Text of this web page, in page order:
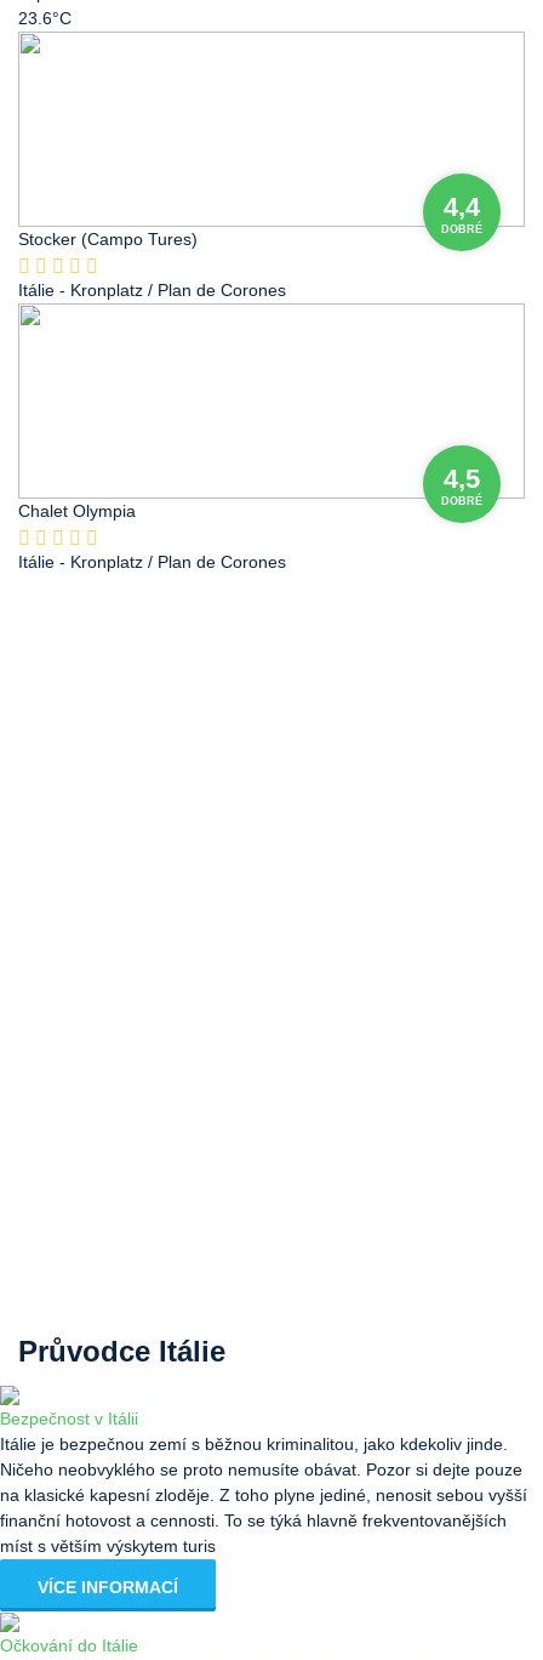
23.6°C
4,4
DOBRÉ
Stocker (Campo Tures)
Itálie - Kronplatz / Plan de Corones
4,5
DOBRÉ
Chalet Olympia
Itálie - Kronplatz / Plan de Corones
Průvodce Itálie
Bezpečnost v Itálii
Itálie je bezpečnou zemí s běžnou kriminalitou, jako kdekoliv jinde.
Ničeho neobvyklého se proto nemusíte obávat. Pozor si dejte pouze
na klasické kapesní zloděje. Z toho plyne jediné, nenosit sebou vyšší
finanční hotovost a cennosti. To se týká hlavně frekventovanějších
míst s větším výskytem turis
VÍCE INFORMACÍ
Očkování do Itálie